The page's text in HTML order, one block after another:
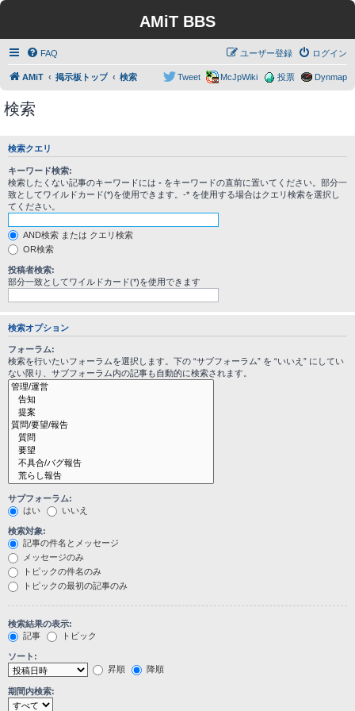
AMiT BBS
FAQ ログイン
ユーザー登録
AMiT 掲示板トップ 検索 Dynmap
投票
McJpWiki
Tweet
検索
検索クエリ
キーワード検索:
検索したくない記事のキーワードには - をキーワードの直前に置いてください。部分一
致としてワイルドカード(*)を使用できます。-* を使用する場合はクエリ検索を選択し
てください。
AND検索 または クエリ検索
OR検索
投稿者検索:
部分一致としてワイルドカード(*)を使用できます
検索オプション
フォーラム:
検索を行いたいフォーラムを選択します。下の “サブフォーラム” を “いいえ” にしてい
ない限り、サブフォーラム内の記事も自動的に検索されます。
サブフォーラム:
はい
いいえ
検索対象:
記事の件名とメッセージ
メッセージのみ
トピックの件名のみ
トピックの最初の記事のみ
検索結果の表示:
記事
トピック
ソート:
昇順
降順
期間内検索: